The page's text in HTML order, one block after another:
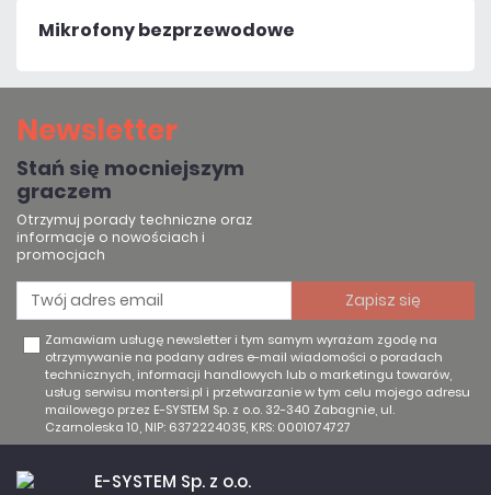
Mikrofony bezprzewodowe
Newsletter
Stań się mocniejszym
graczem
Otrzymuj porady techniczne oraz
informacje o nowościach i
promocjach
Zamawiam usługę newsletter i tym samym wyrażam zgodę na
otrzymywanie na podany adres e-mail wiadomości o poradach
technicznych, informacji handlowych lub o marketingu towarów,
usług serwisu montersi.pl i przetwarzanie w tym celu mojego adresu
mailowego przez E-SYSTEM Sp. z o.o. 32-340 Zabagnie, ul.
Czarnoleska 10, NIP: 6372224035, KRS: 0001074727
E-SYSTEM Sp. z o.o.